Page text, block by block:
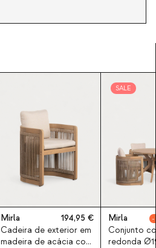
Mirla
194,95
Cadeira de exterior em
madeira de acácia com
SALE
Mirla
Conjunto
redonda